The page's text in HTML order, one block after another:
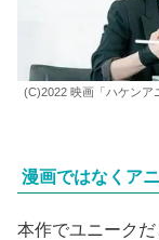
(C)2022 映画「ハケンア
漫画ではなくア
本作でユニークだ